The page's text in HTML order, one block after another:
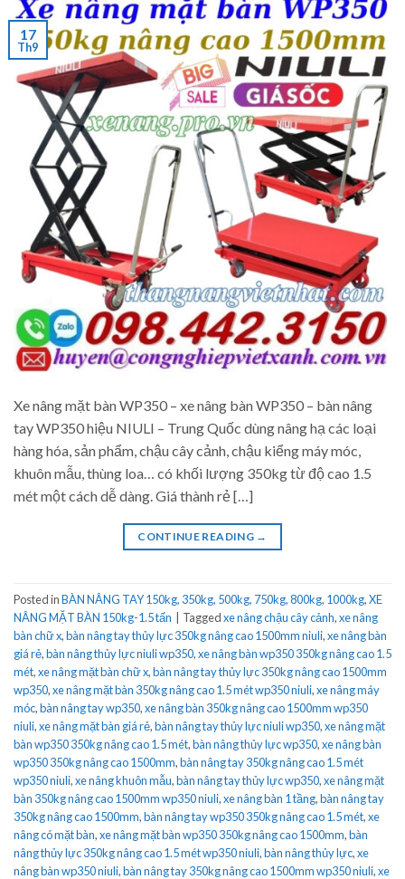
17
Th9
Xe nâng mặt bàn WP350 – xe nâng bàn WP350 – bàn nâng
tay WP350 hiệu NIULI – Trung Quốc dùng nâng hạ các loại
hàng hóa, sản phẩm, chậu cây cảnh, chậu kiểng máy móc,
khuôn mẫu, thùng loa… có khối lượng 350kg từ độ cao 1.5
mét một cách dễ dàng. Giá thành rẻ […]
CONTINUE READING →
Posted inBÀN NÂNG TAY 150kg, 350kg, 500kg, 750kg, 800kg, 1000kg,XE
NÂNG MẶT BÀN 150kg-1.5 tấn
Taggedxe nâng chậu cây cảnh,xe nâng
bàn chữ x,bàn nâng tay thủy lực 350kg nâng cao 1500mm niuli,xe nâng bàn
giá rẻ,bàn nâng thủy lực niuli wp350,xe nâng bàn wp350 350kg nâng cao 1.5
mét,xe nâng mặt bàn chữ x,bàn nâng tay thủy lực 350kg nâng cao 1500mm
wp350,xe nâng mặt bàn 350kg nâng cao 1.5 mét wp350 niuli,xe nâng máy
móc,bàn nâng tay wp350,xe nâng bàn 350kg nâng cao 1500mm wp350
niuli,xe nâng mặt bàn giá rẻ,bàn nâng tay thủy lực niuli wp350,xe nâng mặt
bàn wp350 350kg nâng cao 1.5 mét,bàn nâng thủy lực wp350,xe nâng bàn
wp350 350kg nâng cao 1500mm,bàn nâng tay 350kg nâng cao 1.5 mét
wp350 niuli,xe nâng khuôn mẫu,bàn nâng tay thủy lực wp350,xe nâng mặt
bàn 350kg nâng cao 1500mm wp350 niuli,xe nâng bàn 1 tầng,bàn nâng tay
350kg nâng cao 1500mm,bàn nâng tay wp350 350kg nâng cao 1.5 mét,xe
nâng có mặt bàn,xe nâng mặt bàn wp350 350kg nâng cao 1500mm,bàn
nâng thủy lực 350kg nâng cao 1.5 mét wp350 niuli,bàn nâng thủy lực,xe
nâng bàn wp350 niuli,bàn nâng tay 350kg nâng cao 1500mm wp350 niuli,xe